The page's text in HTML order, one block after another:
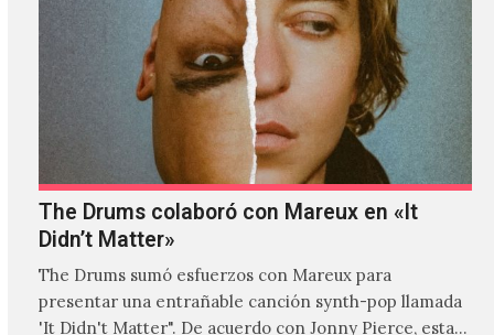
The Drums colaboró con Mareux en «It
Didn’t Matter»
The Drums sumó esfuerzos con Mareux para
presentar una entrañable canción synth-pop llamada
'It Didn't Matter". De acuerdo con Jonny Pierce, esta